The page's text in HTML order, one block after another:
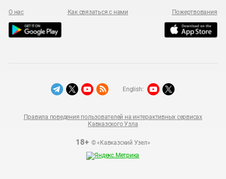
О нас Как связаться с нами Пожертвования
18+© «Кавказский Узел»
Правила поведения пользователей на интерактивных сервисах
Кавказского Узла
English: